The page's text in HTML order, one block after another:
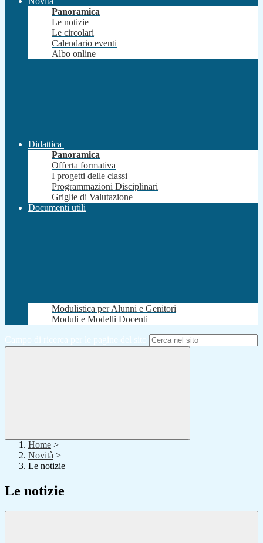
Panoramica
Le notizie
Le circolari
Calendario eventi
Albo online
Didattica
Panoramica
Offerta formativa
I progetti delle classi
Programmazioni Disciplinari
Griglie di Valutazione
Documenti utili
Modulistica per Alunni e Genitori
Moduli e Modelli Docenti
Campo di ricerca per le pagine del sito
Home >
Novità >
Le notizie
Le notizie